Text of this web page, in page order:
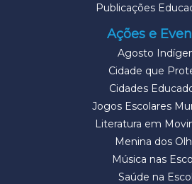
Publicações
Ações e
Agosto
Cidade que
Cidades
Jogos Escolares
Literatura em
Menina dos
Música nas
Saúde na